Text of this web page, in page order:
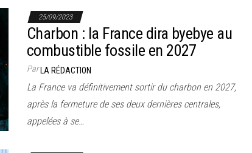
25/09/2023
Charbon : la France dira byebye au
combustible fossile en 2027
ParLA RÉDACTION
La France va définitivement sortir du charbon en 2027,
après la fermeture de ses deux dernières centrales,
appelées à se…